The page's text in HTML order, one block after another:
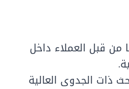
من قبل العملاء داخل
ذات الجدوى العالية